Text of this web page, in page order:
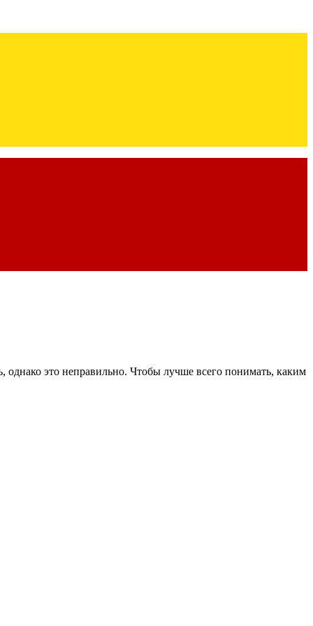
однако это неправильно. Чтобы лучше всего понимать, каким